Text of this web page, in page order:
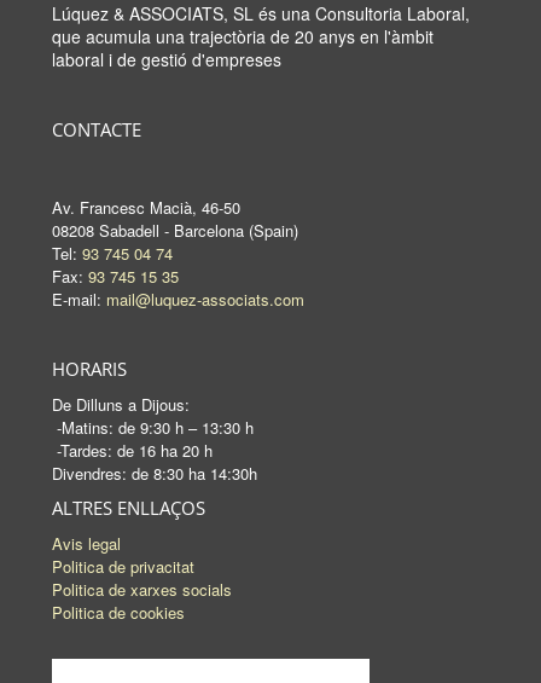
Lúquez & ASSOCIATS, SL és una Consultoria Laboral,
que acumula una trajectòria de 20 anys en l'àmbit
laboral i de gestió d'empreses
CONTACTE
Av. Francesc Macià, 46-50
08208 Sabadell - Barcelona (Spain)
Tel: 93 745 04 74
Fax: 93 745 15 35
E-mail: mail@luquez-associats.com
HORARIS
De Dilluns a Dijous:
-Matins: de 9:30 h – 13:30 h
-Tardes: de 16 ha 20 h
Divendres: de 8:30 ha 14:30h
ALTRES ENLLAÇOS
Avis legal
Politica de privacitat
Politica de xarxes socials
Politica de cookies